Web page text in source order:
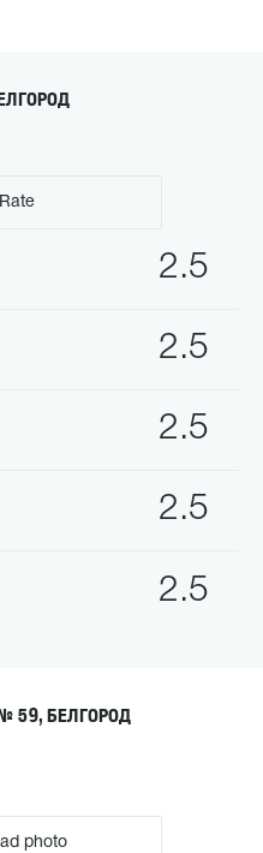
Rate
2.5
2.5
2.5
2.5
2.5
№ 59, БЕЛГОРОД
photo